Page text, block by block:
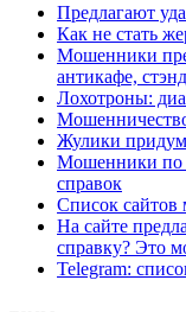
Предлагают
Как не стать
Мошенники
антикафе,
Лохотроны:
Жулики
Мошенники по
справок
Список сайтов
На сайте
справку? Это
Telegram: